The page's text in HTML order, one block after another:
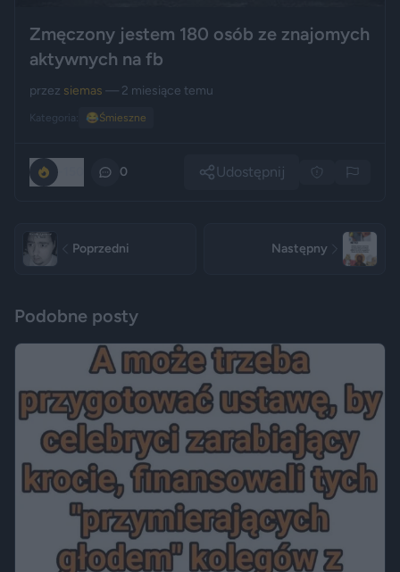
Zmęczony jestem 180 osób ze znajomych
aktywnych na fb
przez siemas — 2 miesiące temu
Kategoria: 😂Śmieszne
0 Udostępnij
Poprzedni Następny
Podobne posty